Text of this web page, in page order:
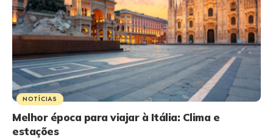
NOTÍCIAS
Melhor época para viajar à Itália: Clima e
estações